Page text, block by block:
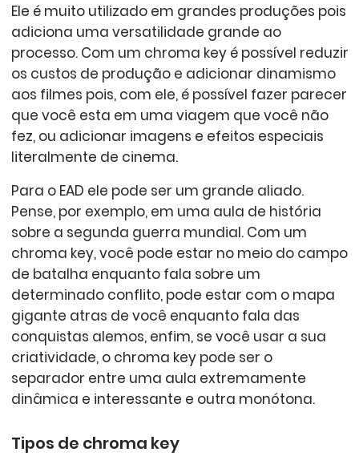
Ele é muito utilizado em grandes produções pois
adiciona uma versatilidade grande ao
processo. Com um chroma key é possível reduzir
os custos de produção e adicionar dinamismo
aos filmes pois, com ele, é possível fazer parecer
que você esta em uma viagem que você não
fez, ou adicionar imagens e efeitos especiais
literalmente de cinema.
Para o EAD ele pode ser um grande aliado.
Pense, por exemplo, em uma aula de história
sobre a segunda guerra mundial. Com um
chroma key, você pode estar no meio do campo
de batalha enquanto fala sobre um
determinado conflito, pode estar com o mapa
gigante atras de você enquanto fala das
conquistas alemos, enfim, se você usar a sua
criatividade, o chroma key pode ser o
separador entre uma aula extremamente
dinâmica e interessante e outra monótona.
Tipos de chroma key